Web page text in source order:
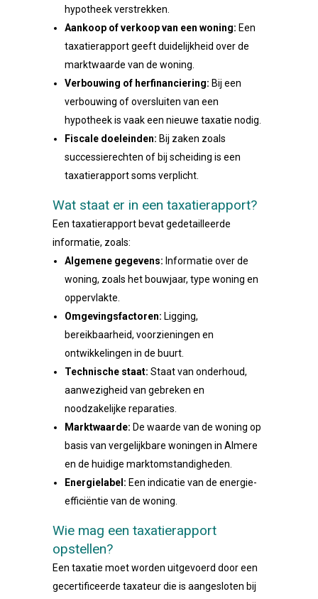
hypotheek verstrekken.
Aankoop of verkoop van een woning: Een
taxatierapport geeft duidelijkheid over de
marktwaarde van de woning.
Verbouwing of herfinanciering: Bij een
verbouwing of oversluiten van een
hypotheek is vaak een nieuwe taxatie nodig.
Fiscale doeleinden: Bij zaken zoals
successierechten of bij scheiding is een
taxatierapport soms verplicht.
Wat staat er in een taxatierapport?
Een taxatierapport bevat gedetailleerde
informatie, zoals:
Algemene gegevens: Informatie over de
woning, zoals het bouwjaar, type woning en
oppervlakte.
Omgevingsfactoren: Ligging,
bereikbaarheid, voorzieningen en
ontwikkelingen in de buurt.
Technische staat: Staat van onderhoud,
aanwezigheid van gebreken en
noodzakelijke reparaties.
Marktwaarde: De waarde van de woning op
basis van vergelijkbare woningen in Almere
en de huidige marktomstandigheden.
Energielabel: Een indicatie van de energie-
efficiëntie van de woning.
Wie mag een taxatierapport
opstellen?
Een taxatie moet worden uitgevoerd door een
gecertificeerde taxateur die is aangesloten bij